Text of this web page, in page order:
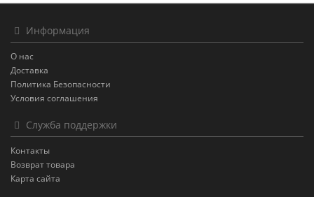
Информация
О нас
Доставка
Политика Безопасности
Условия соглашения
Служба поддержки
Контакты
Возврат товара
Карта сайта